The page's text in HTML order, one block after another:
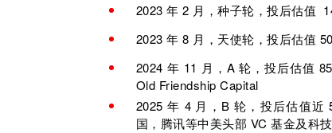
2023 年 2 月，种子轮，投后估值
2023 年 8 月，天使轮，投后估值
2024 年 11 月，A 轮，投后估值
Old Friendship Capital
2025 年 4 月，B 轮，投后估值近
国，腾讯等中美头部 VC 基金及科